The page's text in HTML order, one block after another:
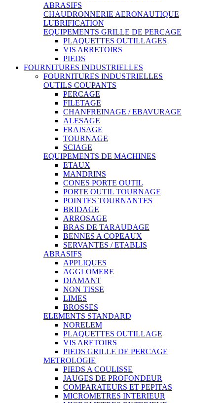
ABRASIFS
CHAUDRONNERIE AERONAUTIQUE
LUBRIFICATION
EQUIPEMENTS GRILLE DE PERCAGE
PLAQUETTES OUTILLAGES
VIS ARRETOIRS
PIEDS
FOURNITURES INDUSTRIELLES
FOURNITURES INDUSTRIELLES
OUTILS COUPANTS
PERCAGE
FILETAGE
CHANFREINAGE / EBAVURAGE
ALESAGE
FRAISAGE
TOURNAGE
SCIAGE
EQUIPEMENTS DE MACHINES
ETAUX
MANDRINS
CONES PORTE OUTIL
PORTE OUTIL TOURNAGE
POINTES TOURNANTES
BRIDAGE
ARROSAGE
BRAS DE TARAUDAGE
BENNES A COPEAUX
SERVANTES / ETABLIS
ABRASIFS
APPLIQUES
AGGLOMERE
DIAMANT
NON TISSE
LIMES
BROSSES
ELEMENTS STANDARD
NORELEM
PLAQUETTES OUTILLAGE
VIS ARETOIRS
PIEDS GRILLE DE PERCAGE
METROLOGIE
PIEDS A COULISSE
JAUGES DE PROFONDEUR
COMPARATEURS ET PEPITAS
MICROMETRES INTERIEUR